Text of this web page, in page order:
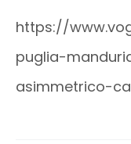
https://
puglia-
asimmetrico-